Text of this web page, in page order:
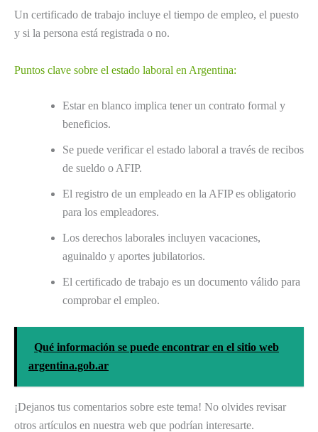
Un certificado de trabajo incluye el tiempo de empleo, el puesto
y si la persona está registrada o no.
Puntos clave sobre el estado laboral en Argentina:
Estar en blanco implica tener un contrato formal y
beneficios.
Se puede verificar el estado laboral a través de recibos
de sueldo o AFIP.
El registro de un empleado en la AFIP es obligatorio
para los empleadores.
Los derechos laborales incluyen vacaciones,
aguinaldo y aportes jubilatorios.
El certificado de trabajo es un documento válido para
comprobar el empleo.
Qué información se puede encontrar en el sitio web
argentina.gob.ar
¡Dejanos tus comentarios sobre este tema! No olvides revisar
otros artículos en nuestra web que podrían interesarte.